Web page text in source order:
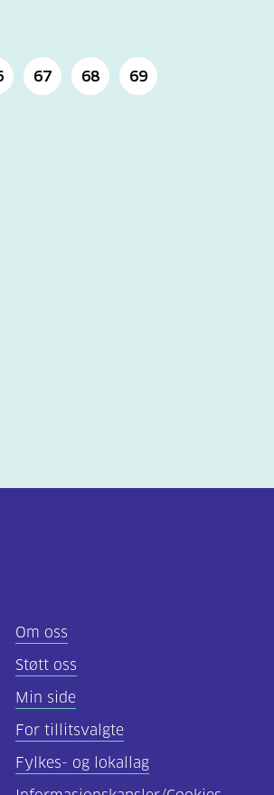
67 68 69
Om oss
Støtt oss
Min side
For tillitsvalgte
Fylkes- og lokallag